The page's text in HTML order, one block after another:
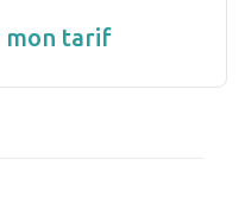
mon tarif